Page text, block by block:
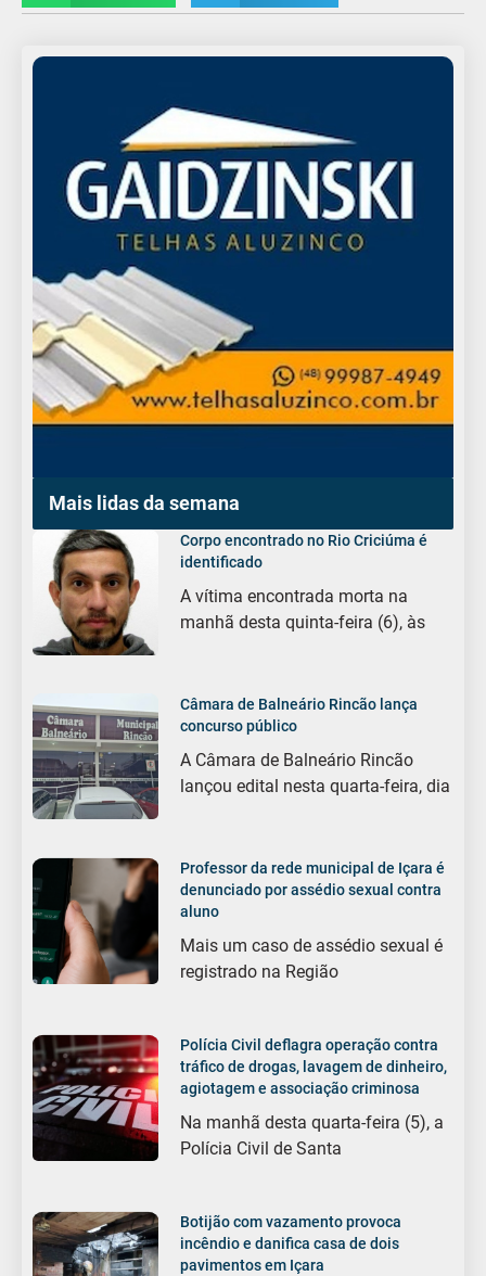
Mais lidas da semana
Corpo encontrado no Rio Criciúma é
identificado
A vítima encontrada morta na
manhã desta quinta-feira (6), às
Câmara de Balneário Rincão lança
concurso público
A Câmara de Balneário Rincão
lançou edital nesta quarta-feira, dia
Professor da rede municipal de Içara é
denunciado por assédio sexual contra
aluno
Mais um caso de assédio sexual é
registrado na Região
Polícia Civil deflagra operação contra
tráfico de drogas, lavagem de dinheiro,
agiotagem e associação criminosa
Na manhã desta quarta-feira (5), a
Polícia Civil de Santa
Botijão com vazamento provoca
incêndio e danifica casa de dois
pavimentos em Içara